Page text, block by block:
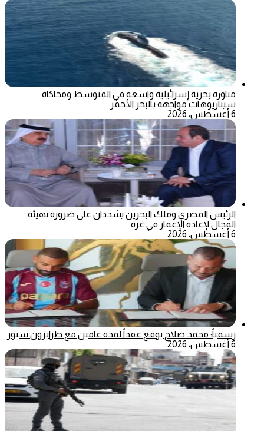
مناورة بحرية إسرائيلية واسعة في المتوسط ومحاكاة
سيناريوهات مواجهة بالبحر الأحمر
6 أغسطس، 2026
الرئيس المصري وملك البحرين يشددان على ضرورة تهيئة
المجال لإعادة الإعمار في غزة
6 أغسطس، 2026
رسمياً: محمد صلاح يوقع عقداً لمدة عامين مع طرابزون سبور
6 أغسطس، 2026